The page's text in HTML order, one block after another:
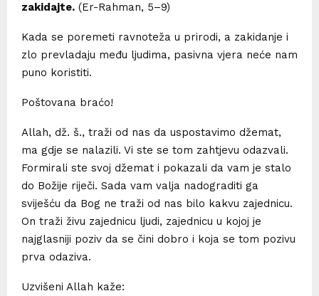
zakidajte. (Er-Rahman, 5–9)
Kada se poremeti ravnoteža u prirodi, a zakidanje i
zlo prevladaju među ljudima, pasivna vjera neće nam
puno koristiti.
Poštovana braćo!
Allah, dž. š., traži od nas da uspostavimo džemat,
ma gdje se nalazili. Vi ste se tom zahtjevu odazvali.
Formirali ste svoj džemat i pokazali da vam je stalo
do Božije riječi. Sada vam valja nadograditi ga
sviješću da Bog ne traži od nas bilo kakvu zajednicu.
On traži živu zajednicu ljudi, zajednicu u kojoj je
najglasniji poziv da se čini dobro i koja se tom pozivu
prva odaziva.
Uzvišeni Allah kaže: